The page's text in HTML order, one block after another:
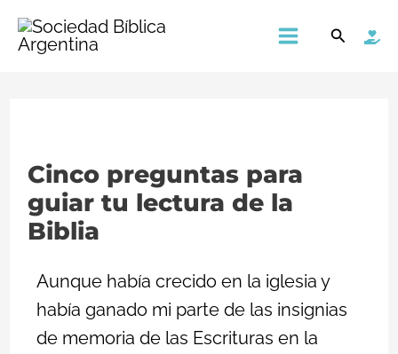
MainBuscar
Cinco preguntas para
guiar tu lectura de la
Biblia
Aunque había crecido en la iglesia y
había ganado mi parte de las insignias
de memoria de las Escrituras en la